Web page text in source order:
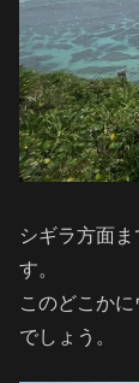
シギラ方面
す。
このどこか
でしょう。